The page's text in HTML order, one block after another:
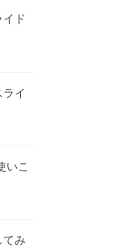
イド
ライ
いこ
てみ